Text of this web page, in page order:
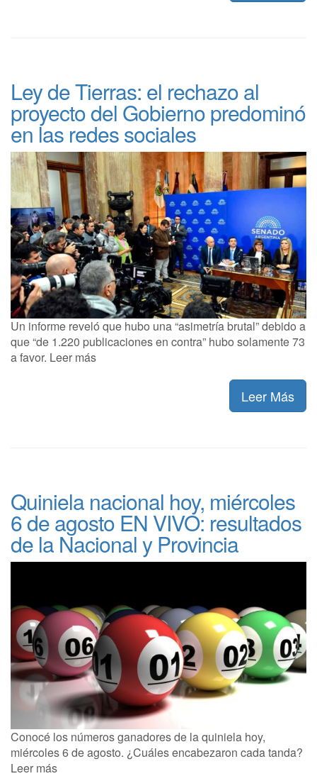
Ley de Tierras: el rechazo al
proyecto del Gobierno predominó
en las redes sociales
Un informe reveló que hubo una “asimetría brutal” debido a
que “de 1.220 publicaciones en contra” hubo solamente 73
a favor. Leer más
Leer Más
Quiniela nacional hoy, miércoles
6 de agosto EN VIVO: resultados
de la Nacional y Provincia
Conocé los números ganadores de la quiniela hoy,
miércoles 6 de agosto. ¿Cuáles encabezaron cada tanda?
Leer más